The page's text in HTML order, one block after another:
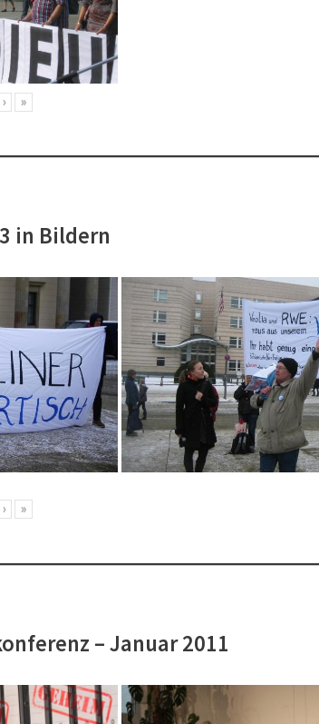
› »
in Bildern
› »
– Januar 2011